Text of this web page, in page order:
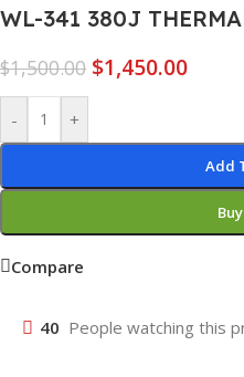
WL-341 380J
$1,500.00 $1,450.00
- +
Add
Compare
40 People watching this